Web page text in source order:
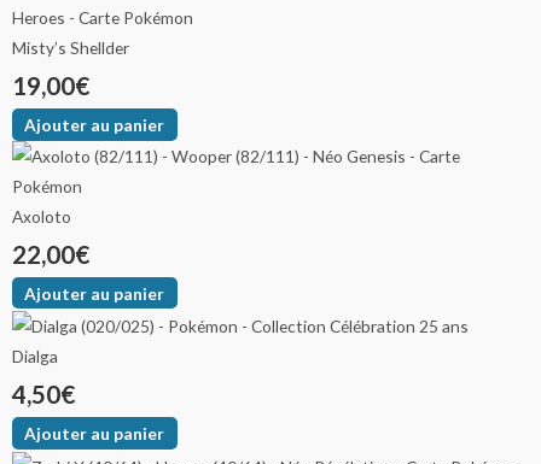
Misty’s Shellder
19,00€
Ajouter au panier
Axoloto
22,00€
Ajouter au panier
Dialga
4,50€
Ajouter au panier